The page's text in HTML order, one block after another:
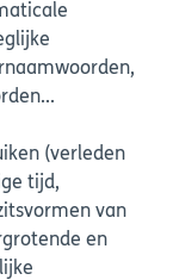
(verleden
tijd,
van
en